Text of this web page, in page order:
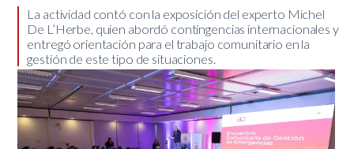
​La actividad contó con la exposición del experto Michel
De L’Herbe, quien abordó contingencias internacionales y
entregó orientación para el trabajo comunitario en la
gestión de este tipo de situaciones.